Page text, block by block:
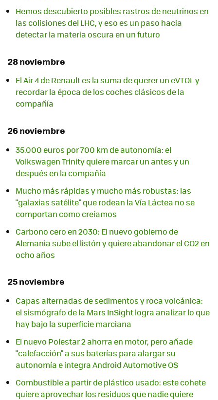
Hemos descubierto posibles rastros de neutrinos en
las colisiones del LHC, y eso es un paso hacia
detectar la materia oscura en un futuro
28 noviembre
El Air 4 de Renault es la suma de querer un eVTOL y
recordar la época de los coches clásicos de la
compañía
26 noviembre
35.000 euros por 700 km de autonomía: el
Volkswagen Trinity quiere marcar un antes y un
después en la compañía
Mucho más rápidas y mucho más robustas: las
"galaxias satélite" que rodean la Vía Láctea no se
comportan como creíamos
Carbono cero en 2030: El nuevo gobierno de
Alemania sube el listón y quiere abandonar el CO2 en
ocho años
25 noviembre
Capas alternadas de sedimentos y roca volcánica:
el sismógrafo de la Mars InSight logra analizar lo que
hay bajo la superficie marciana
El nuevo Polestar 2 ahorra en motor, pero añade
"calefacción" a sus baterías para alargar su
autonomía e integra Android Automotive OS
Combustible a partir de plástico usado: este cohete
quiere aprovechar los residuos que nadie quiere